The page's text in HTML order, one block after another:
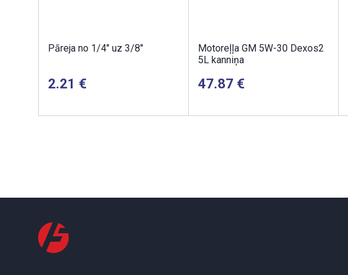
Pāreja no 1/4" uz 3/8"
2.21
Motoreļļa GM 5W-30 Dexos2
5L kanniņa
47.87